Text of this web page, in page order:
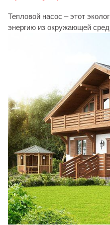
Тепловой насос – этот
энергию из окружающей